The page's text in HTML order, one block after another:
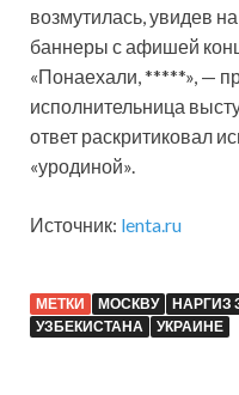
возмутилась, увидев
баннеры с афишей
«Понаехали, *****», —
исполнительница
ответ раскритиковал
«уродиной».
Источник: lenta.ru
МЕТКИ МОСКВУ НАРГИЗ
УЗБЕКИСТАНА
УКРАИНЕ